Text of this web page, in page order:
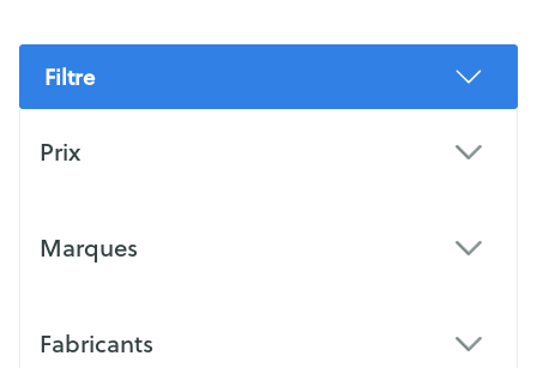
Filtre
Prix
Marques
Fabricants